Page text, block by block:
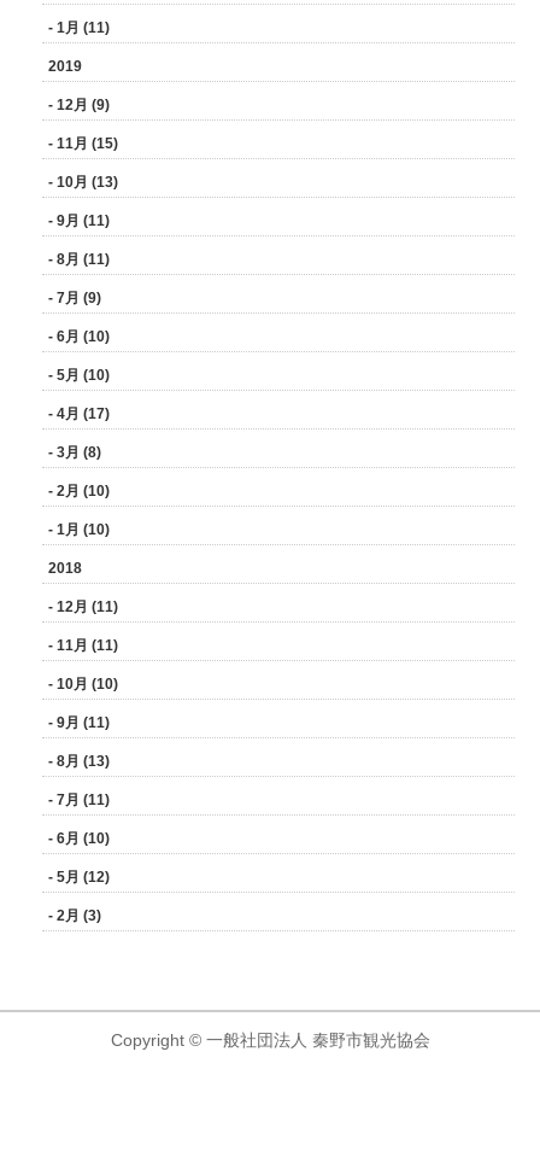
- 1月 (11)
2019
- 12月 (9)
- 11月 (15)
- 10月 (13)
- 9月 (11)
- 8月 (11)
- 7月 (9)
- 6月 (10)
- 5月 (10)
- 4月 (17)
- 3月 (8)
- 2月 (10)
- 1月 (10)
2018
- 12月 (11)
- 11月 (11)
- 10月 (10)
- 9月 (11)
- 8月 (13)
- 7月 (11)
- 6月 (10)
- 5月 (12)
- 2月 (3)
Copyright © 一般社団法人 秦野市観光協会